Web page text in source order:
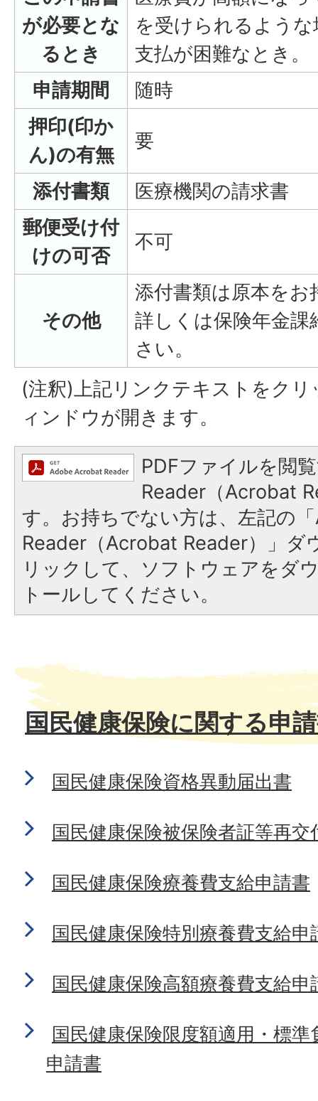
が必要とな
るとき
を受けられるよう
支払が困難なとき。
申請期間
随時
押印(印か
ん)の有無
要
添付書類
医療機関の請求書
郵便受け付
けの可否
不可
その他
添付書類は原本をお
詳しくは保険年金
さい。
(注釈)上記リンクテキストをク
ィンドウが開きます。
PDFファイルを閲
Reader（Acrobat
す。お持ちでない方は、左記の
Reader（Acrobat Reader）」ダ
リックして、ソフトウェアをダ
トールしてください。
国民健康保険に関する申
国民健康保険資格異動届出書
国民健康保険被保険者証等再交
国民健康保険療養費支給申請書
国民健康保険特別療養費支給申
国民健康保険高額療養費支給申
国民健康保険限度額適用・標
申請書